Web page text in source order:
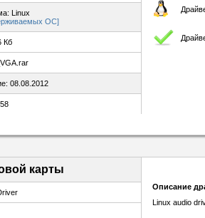
Linux
ОС]
Кб
08.08.2012
карты
Описание
Linux audio